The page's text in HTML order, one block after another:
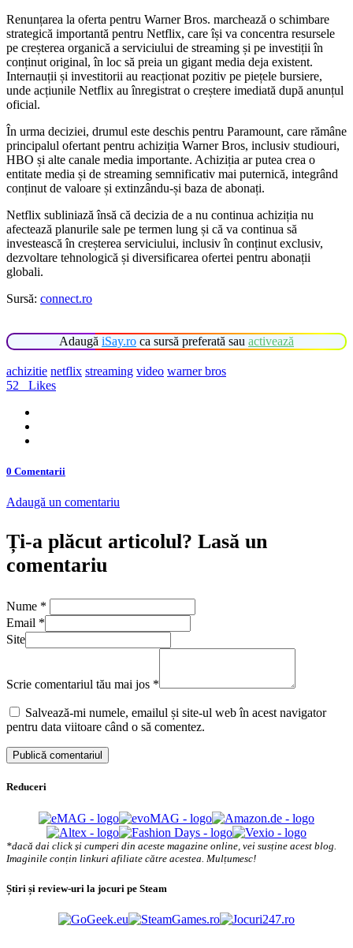
Renunțarea la oferta pentru Warner Bros. marchează o schimbare
strategică importantă pentru Netflix, care își va concentra resursele
pe creșterea organică a serviciului de streaming și pe investiții în
conținut original, în loc să preia un gigant media deja existent.
Internauții și investitorii au reacționat pozitiv pe piețele bursiere,
unde acțiunile Netflix au înregistrat o creștere imediată după anunțul
oficial.
În urma deciziei, drumul este deschis pentru Paramount, care rămâne
principalul ofertant pentru achiziția Warner Bros, inclusiv studiouri,
HBO și alte canale media importante. Achiziția ar putea crea o
entitate media și de streaming semnificativ mai puternică, integrând
conținut de valoare și extinzându‑și baza de abonați.
Netflix subliniază însă că decizia de a nu continua achiziția nu
afectează planurile sale pe termen lung și că va continua să
investească în creșterea serviciului, inclusiv în conținut exclusiv,
dezvoltare tehnologică și diversificarea ofertei pentru abonații
globali.
Sursă: connect.ro
Adaugă iSay.ro ca sursă preferată sau activează
achizitie netflix streaming video warner bros
52
Likes
0 Comentarii
Adaugă un comentariu
Ți-a plăcut articolul? Lasă un
comentariu
Nume *
Email *
Site
Scrie comentariul tău mai jos *
Salvează-mi numele, emailul și site-ul web în acest navigator
pentru data viitoare când o să comentez.
Reduceri
*dacă dai click și cumperi din aceste magazine online, vei susține acest blog.
Imaginile conțin linkuri afiliate către acestea. Mulțumesc!
Știri și review-uri la jocuri pe Steam